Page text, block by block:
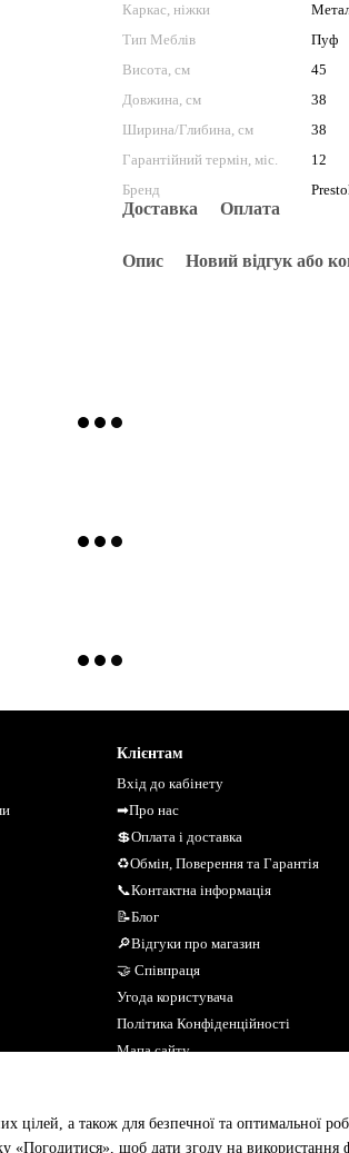
Каркас, ніжки
Тип Меблів
Пуф
Висота, см
45
Довжина, см
38
Ширина/Глибина, см
38
Гарантійний термін, міс.
12
Бренд
Доставка Оплата
Опис Новий відгук або
Клієнтам
Вхід до кабінету
➡Про нас
💲Оплата і доставка
♻Обмін, Поверення та Гарантія
📞Контактна інформація
📝Блог
🔎Відгуки про магазин
🤝 Співпраця
Угода користувача
Політика Конфіденційності
Мапа сайту
цілей, а також для безпечної та оптимальної
«Погодитися», щоб дати згоду на використання